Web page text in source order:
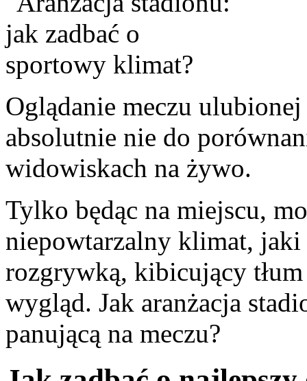
Oglądanie meczu
absolutnie nie do
widowiskach na żywo.
Tylko będąc na miejscu,
niepowtarzalny klimat, jaki
rozgrywką, kibicujący
wygląd. Jak aranżacja
panującą na meczu?